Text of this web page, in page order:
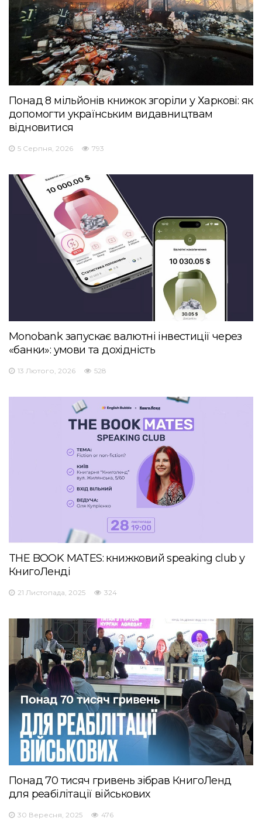
Понад 8 мільйонів книжок згоріли у Харкові: як
допомогти українським видавництвам
відновитися
5 Серпня, 2026 793
Monobank запускає валютні інвестиції через
«банки»: умови та дохідність
13 Лютого, 2026 528
THE BOOK MATES: книжковий speaking club у
КнигоЛенді
21 Листопада, 2025 324
Понад 70 тисяч гривень зібрав КнигоЛенд
для реабілітації військових
30 Вересня, 2025 476